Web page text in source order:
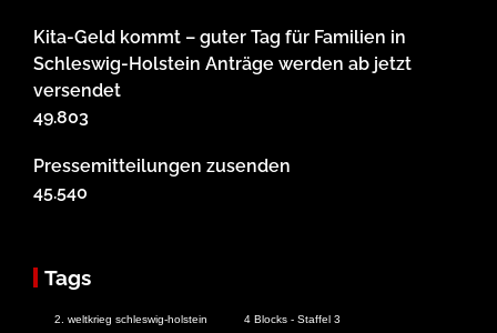
Kita-Geld kommt – guter Tag für Familien in
Schleswig-Holstein Anträge werden ab jetzt
versendet
49.803
Pressemitteilungen zusenden
45.540
Tags
2. weltkrieg schleswig-holstein 4 Blocks - Staffel 3